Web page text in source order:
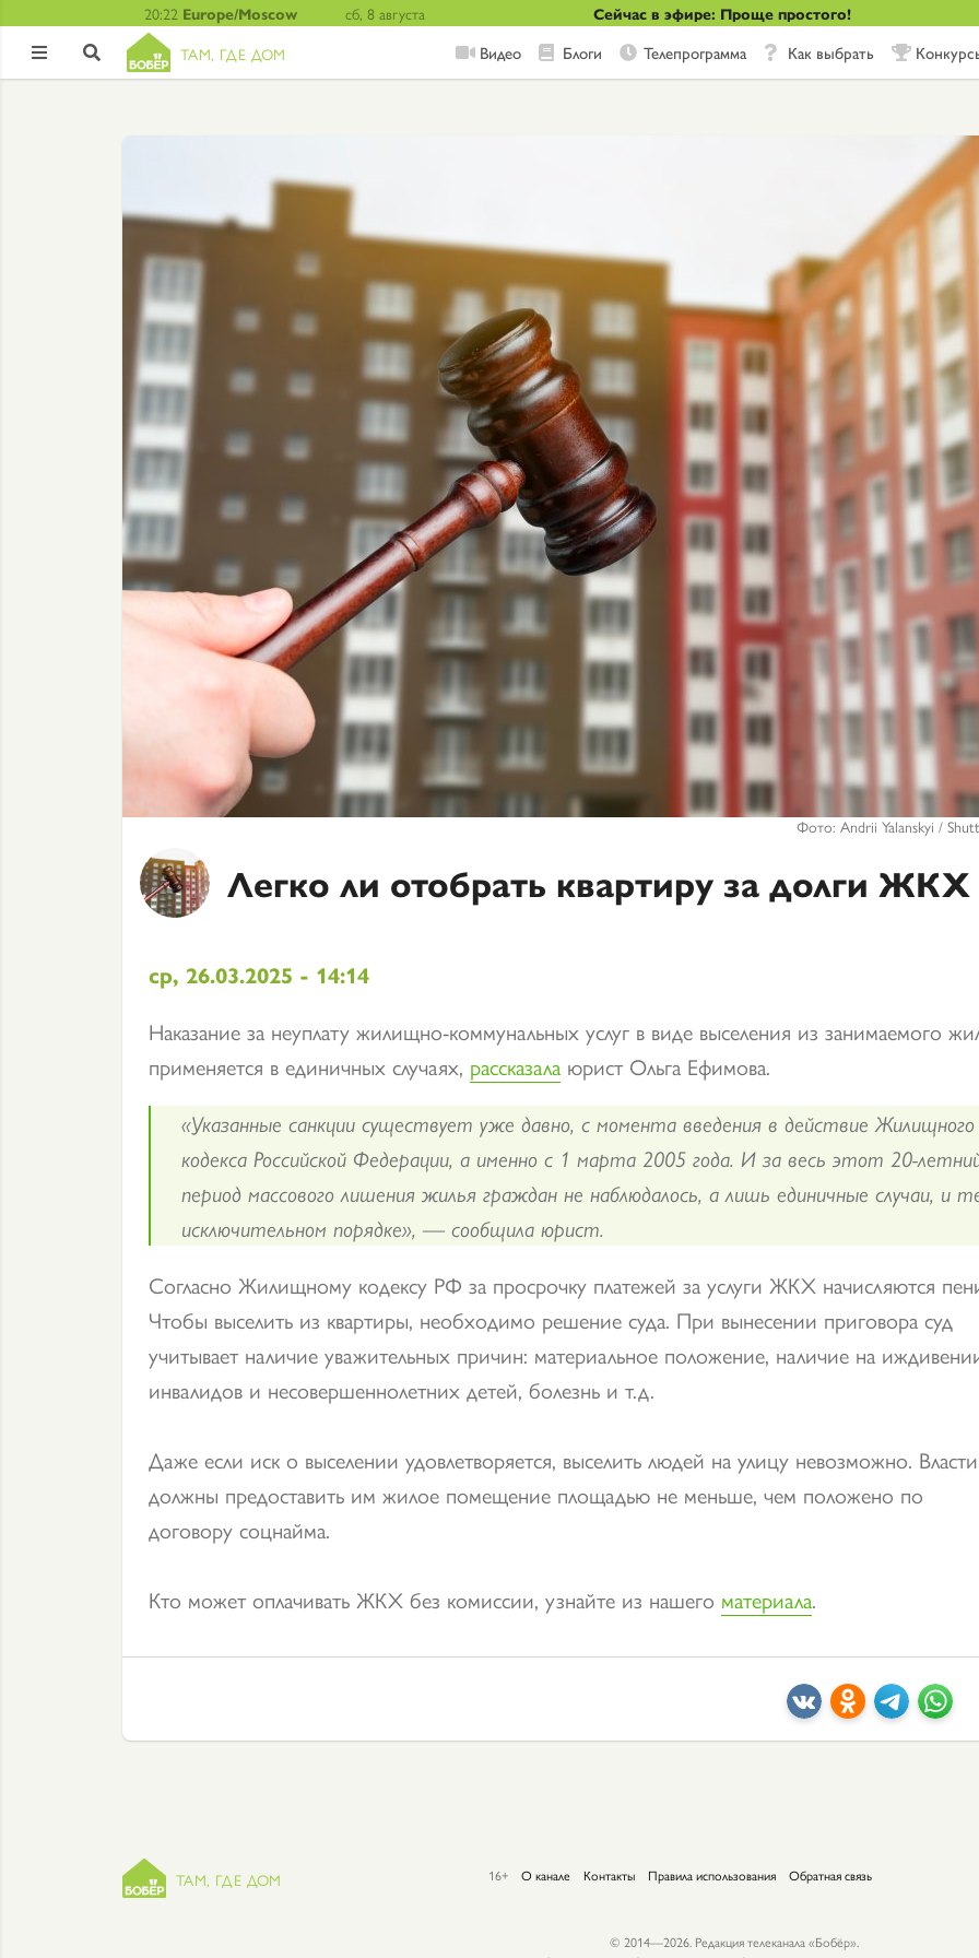
20:22 Europe/Moscow сб, 8 августа Сейчас в эфире: Проще простого!
  ТАМ, ГДЕ ДОМ Видео Блоги Телепрограмма Как выбрать
Фото: Andrii Yalanskyi /
Легко ли отобрать квартиру за долги ЖКХ
ср, 26.03.2025 - 14:14
Наказание за неуплату жилищно-коммунальных услуг в виде выселения из занимаемого
применяется в единичных случаях, рассказала юрист Ольга Ефимова.
«Указанные санкции существует уже давно, с момента введения в действие Жилищного
кодекса Российской Федерации, а именно с 1 марта 2005 года. И за весь этот 20-
период массового лишения жилья граждан не наблюдалось, а лишь единичные случаи, и
исключительном порядке», — сообщила юрист.
Согласно Жилищному кодексу РФ за просрочку платежей за услуги ЖКХ начисляются
Чтобы выселить из квартиры, необходимо решение суда. При вынесении приговора суд
учитывает наличие уважительных причин: материальное положение, наличие на
инвалидов и несовершеннолетних детей, болезнь и т.д.
Даже если иск о выселении удовлетворяется, выселить людей на улицу невозможно. Власти
должны предоставить им жилое помещение площадью не меньше, чем положено по
договору соцнайма.
Кто может оплачивать ЖКХ без комиссии, узнайте из нашего материала.
ТАМ, ГДЕ ДОМ 16+ О канале Контакты Правила использования Обратная связь
© 2014—2026. Редакция телеканала «Бобёр».